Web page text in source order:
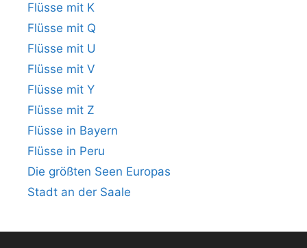
Flüsse mit K
Flüsse mit Q
Flüsse mit U
Flüsse mit V
Flüsse mit Y
Flüsse mit Z
Flüsse in Bayern
Flüsse in Peru
Die größten Seen Europas
Stadt an der Saale